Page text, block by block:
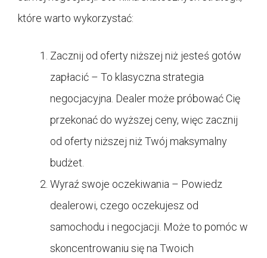
które warto wykorzystać:
Zacznij od oferty niższej niż jesteś gotów
zapłacić – To klasyczna strategia
negocjacyjna. Dealer może próbować Cię
przekonać do wyższej ceny, więc zacznij
od oferty niższej niż Twój maksymalny
budżet.
Wyraź swoje oczekiwania – Powiedz
dealerowi, czego oczekujesz od
samochodu i negocjacji. Może to pomóc w
skoncentrowaniu się na Twoich